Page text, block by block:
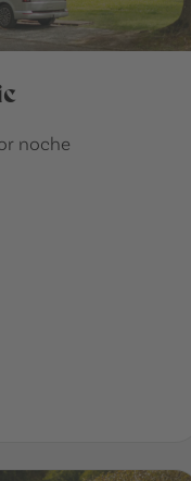
noche